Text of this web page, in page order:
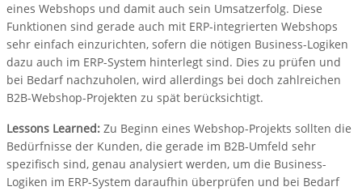
eines Webshops und damit auch sein Umsatzerfolg. Diese
Funktionen sind gerade auch mit ERP-integrierten Webshops
sehr einfach einzurichten, sofern die nötigen Business-Logiken
dazu auch im ERP-System hinterlegt sind. Dies zu prüfen und
bei Bedarf nachzuholen, wird allerdings bei doch zahlreichen
B2B-Webshop-Projekten zu spät berücksichtigt.
Lessons Learned: Zu Beginn eines Webshop-Projekts sollten die
Bedürfnisse der Kunden, die gerade im B2B-Umfeld sehr
spezifisch sind, genau analysiert werden, um die Business-
Logiken im ERP-System daraufhin überprüfen und bei Bedarf